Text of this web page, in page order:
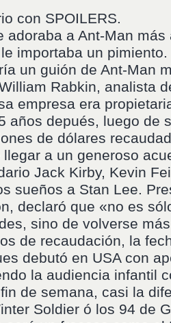
con SPOILERS.
adoraba a Ant-Man
importaba un
un guión de Ant-Man
Rabkin, analista
empresa era
años depués, luego de
de dólares
a un generoso
Jack Kirby, Kevin
sueños a Stan Lee.
declaró que «no es
sino de volverse
de recaudación, la
debutó en USA con
la audiencia infantil
de semana, casi la
Soldier ó los 94 de